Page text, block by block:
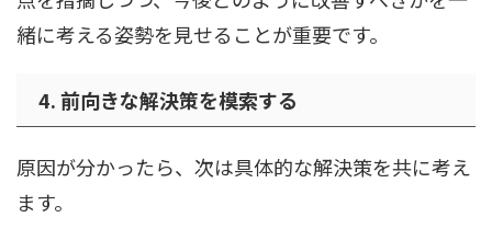
緒に考える姿勢を見せることが重要です。
4. 前向きな解決策を模索する
原因が分かったら、次は具体的な解決策を共に考え
ます。